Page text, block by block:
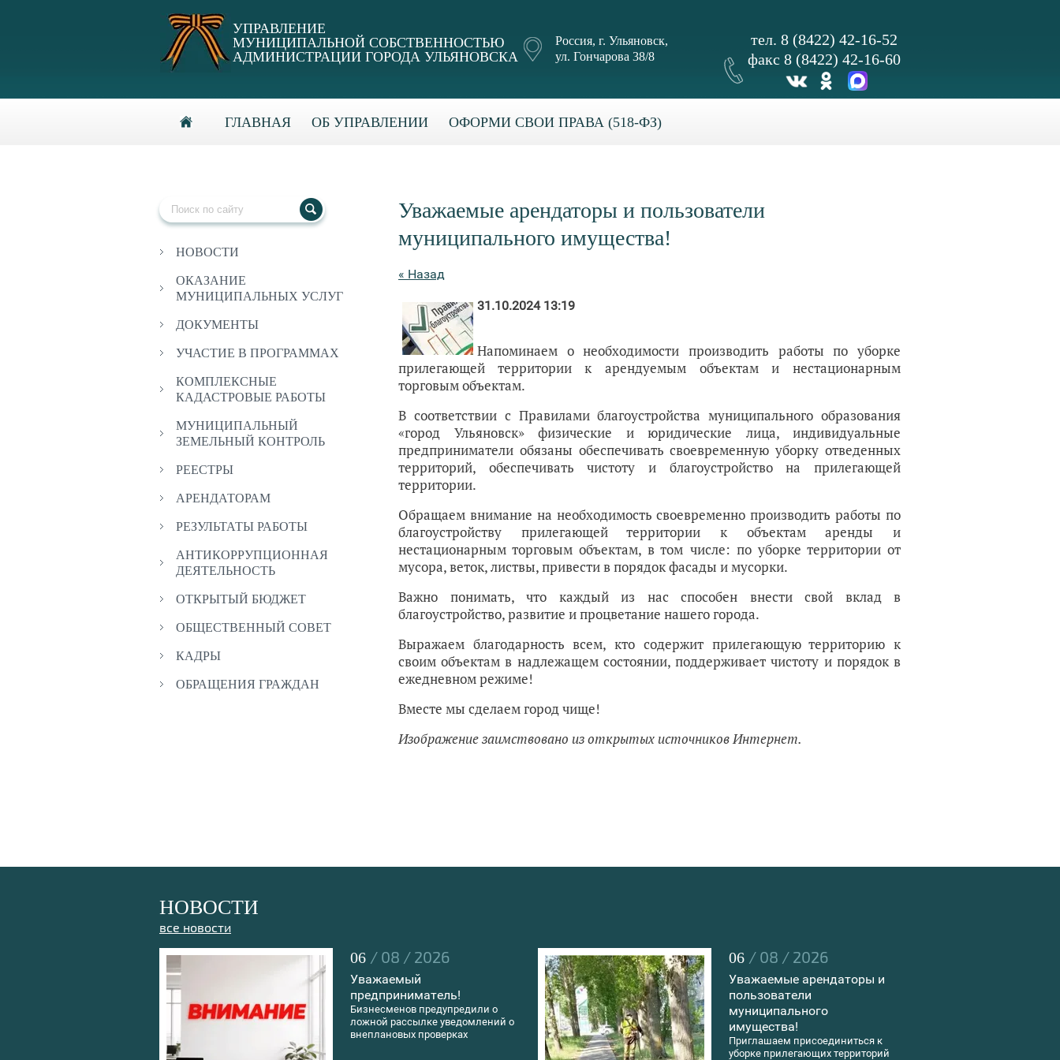
УПРАВЛЕНИЕ
МУНИЦИПАЛЬНОЙ СОБСТВЕННОСТЬЮ
АДМИНИСТРАЦИИ ГОРОДА УЛЬЯНОВСКА
тел. 8 (8422) 42-16-52
факс 8 (8422) 42-16-60
Россия, г. Ульяновск,
ул. Гончарова 38/8
ГЛАВНАЯ ОБ УПРАВЛЕНИИ ОФОРМИ СВОИ ПРАВА (518-ФЗ)
НОВОСТИ
ОКАЗАНИЕ
МУНИЦИПАЛЬНЫХ УСЛУГ
ДОКУМЕНТЫ
УЧАСТИЕ В ПРОГРАММАХ
КОМПЛЕКСНЫЕ
КАДАСТРОВЫЕ РАБОТЫ
МУНИЦИПАЛЬНЫЙ
ЗЕМЕЛЬНЫЙ КОНТРОЛЬ
РЕЕСТРЫ
АРЕНДАТОРАМ
РЕЗУЛЬТАТЫ РАБОТЫ
АНТИКОРРУПЦИОННАЯ
ДЕЯТЕЛЬНОСТЬ
ОТКРЫТЫЙ БЮДЖЕТ
ОБЩЕСТВЕННЫЙ СОВЕТ
КАДРЫ
ОБРАЩЕНИЯ ГРАЖДАН
Уважаемые арендаторы и пользователи
муниципального имущества!
« Назад
31.10.2024 13:19
Напоминаем о необходимости производить работы по уборке
прилегающей территории к арендуемым объектам и нестационарным
торговым объектам.
В соответствии с Правилами благоустройства муниципального образования
«город Ульяновск» физические и юридические лица, индивидуальные
предприниматели обязаны обеспечивать своевременную уборку отведенных
территорий, обеспечивать чистоту и благоустройство на прилегающей
территории.
Обращаем внимание на необходимость своевременно производить работы по
благоустройству прилегающей территории к объектам аренды и
нестационарным торговым объектам, в том числе: по уборке территории от
мусора, веток, листвы, привести в порядок фасады и мусорки.
Важно понимать, что каждый из нас способен внести свой вклад в
благоустройство, развитие и процветание нашего города.
Выражаем благодарность всем, кто содержит прилегающую территорию к
своим объектам в надлежащем состоянии, поддерживает чистоту и порядок в
ежедневном режиме!
Вместе мы сделаем город чище!
Изображение заимствовано из открытых источников Интернет.
НОВОСТИ
все новости
06 / 08 / 2026
Уважаемый
предприниматель!
Бизнесменов предупредили о
ложной рассылке уведомлений о
внеплановых проверках
06 / 08 / 2026
Уважаемые арендаторы и
пользователи
муниципального
имущества!
Приглашаем присоединиться к
уборке прилегающих территорий